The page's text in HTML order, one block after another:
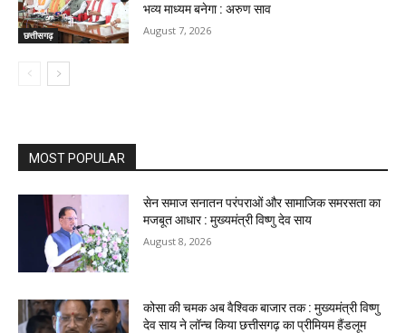
छत्तीसगढ़
भव्य माध्यम बनेगा : अरुण साव
August 7, 2026
MOST POPULAR
सेन समाज सनातन परंपराओं और सामाजिक समरसता का
मजबूत आधार : मुख्यमंत्री विष्णु देव साय
August 8, 2026
कोसा की चमक अब वैश्विक बाजार तक : मुख्यमंत्री विष्णु
देव साय ने लॉन्च किया छत्तीसगढ़ का प्रीमियम हैंडलूम